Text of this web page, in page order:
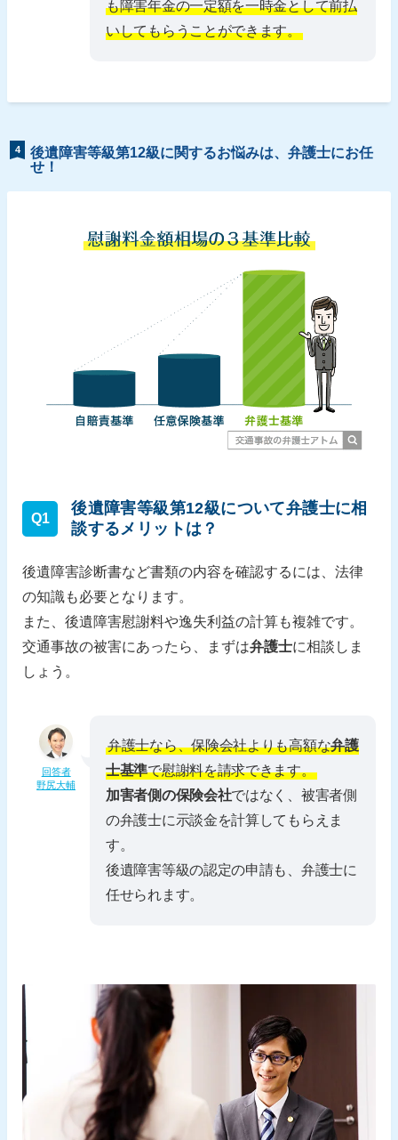
も障害年金の一定額を一時金として前払
いしてもらうことができます。
4
後遺障害等級第12級に関するお悩みは、弁護士にお任
せ！
Q1
後遺障害等級第12級について弁護士に相
談するメリットは？
後遺障害診断書など書類の内容を確認するには、法律
の知識も必要となります。
また、後遺障害慰謝料や逸失利益の計算も複雑です。
交通事故の被害にあったら、まずは弁護士に相談しま
しょう。
回答者
野尻大輔
弁護士なら、保険会社よりも高額な弁護
士基準で慰謝料を請求できます。
加害者側の保険会社ではなく、被害者側
の弁護士に示談金を計算してもらえま
す。
後遺障害等級の認定の申請も、弁護士に
任せられます。